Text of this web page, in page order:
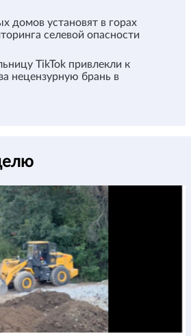
домов установят в горах
селевой опасности
TikTok привлекли к
нецензурную брань в